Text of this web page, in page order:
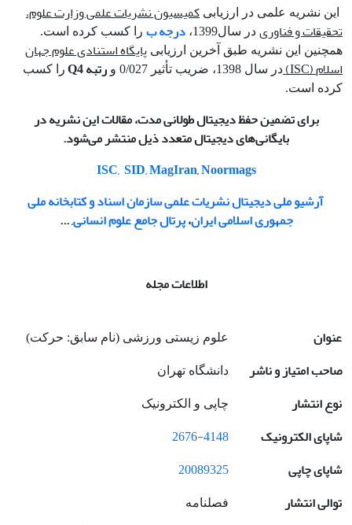
این نشریه علمی در ارزیابی کمیسیون نشریات علمی وزارت علوم،
تحقیقات و فناوری در سال1399، درجه ب را کسب کرده است.
همچنین این نشریه طبق آخرین ارزیابی پایگاه استنادی علوم جهان
اسلام(ISC) در سال 1398، ضریب تأثیر 0/027 و رتبهQ4 را کسب
کرده است.
برای تضمین حفظ دیجیتال طولانی مدت، مقالاتاین نشریهدر
بایگانی‌های دیجیتال متعدد ذیل منتشر می‌شود.
ISC,SID,MagIran,Noormags
آرشیو ملی دیجیتال نشریات علمی سازمان اسناد و کتابخانه ملی
جمهوری اسلامی ایران،پرتال جامع علوم انسانی, ...
اطلاعات مجله
عنوان علوم زیستی ورزشی (نام سابق: حرکت)
صاحب امتیاز و ناشر دانشگاه تهران
نوع انتشار چاپی و الکترونیک
شاپای الکترونیک
2676-4148
شاپای چاپی
20089325
توالی انتشار
فصلنامه